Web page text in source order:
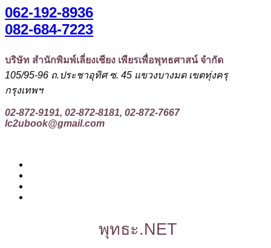
062-192-8936
082-684-7223
บริษัท สำนักพิมพ์เลี่ยงเชียง เพียรเพื่อพุทธศาสน์ จำกัด
105/95-96 ถ.ประชาอุทิศ ซ. 45 แขวงบางมด เขตทุ่งครุ
กรุงเทพฯ
02-872-9191, 02-872-8181, 02-872-7667
lc2ubook@gmail.com
พุทธะ.NET